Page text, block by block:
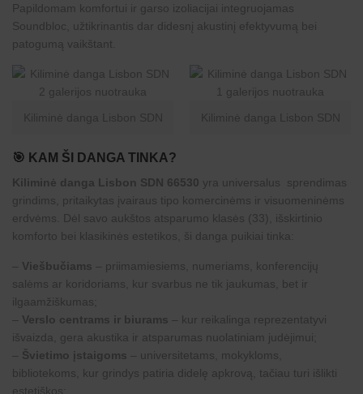
Papildomam komfortui ir garso izoliacijai integruojamas
Soundbloc, užtikrinantis dar didesnį akustinį efektyvumą bei
patogumą vaikštant.
🎯 KAM ŠI DANGA TINKA?
Kiliminė danga Lisbon SDN 66530 yra universalus sprendimas
grindims, pritaikytas įvairaus tipo komercinėms ir visuomeninėms
erdvėms. Dėl savo aukštos atsparumo klasės (33), išskirtinio
komforto bei klasikinės estetikos, ši danga puikiai tinka:
– Viešbučiams – priimamiesiems, numeriams, konferencijų
salėms ar koridoriams, kur svarbus ne tik jaukumas, bet ir
ilgaamžiškumas;
– Verslo centrams ir biurams – kur reikalinga reprezentatyvi
išvaizda, gera akustika ir atsparumas nuolatiniam judėjimui;
– Švietimo įstaigoms – universitetams, mokykloms,
bibliotekoms, kur grindys patiria didelę apkrovą, tačiau turi išlikti
estetiškos;